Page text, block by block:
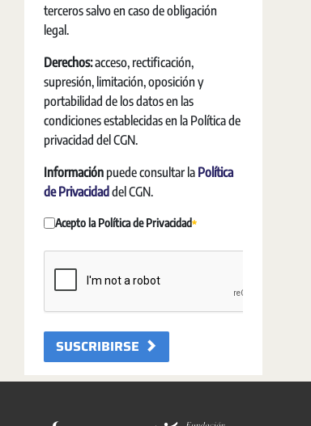
terceros salvo en caso de obligación
legal.
Derechos:acceso, rectificación,
supresión, limitación, oposición y
portabilidad de los datos en las
condiciones establecidas en la Política de
privacidad del CGN.
Información puede consultar la Política
de Privacidad del CGN.
Acepto la Política de Privacidad
Requerido
SUSCRIBIRSE